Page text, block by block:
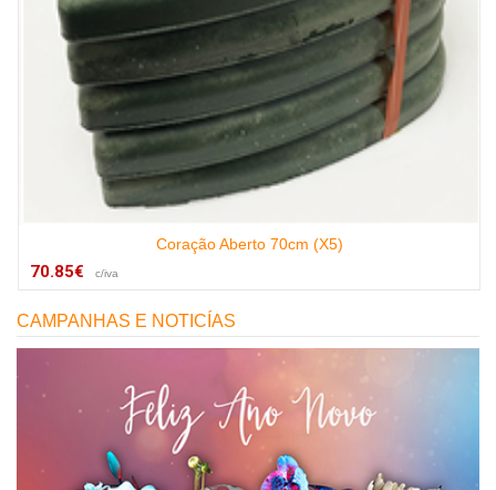
Coração Aberto 70cm (X5)
70.85€ c/iva
CAMPANHAS E NOTICÍAS